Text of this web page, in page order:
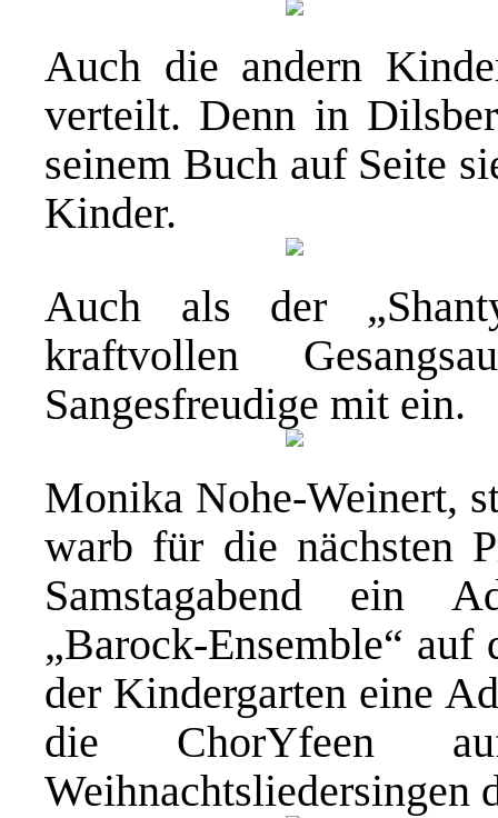
Auch die andern
verteilt. Denn in
seinem Buch auf Seite
Kinder.
Auch als der
kraftvollen
Sangesfreudige mit ein.
Monika Nohe-Weinert,
warb für die nächsten
Samstagabend ein
„Barock-Ensemble“
der Kindergarten eine
die ChorYfeen